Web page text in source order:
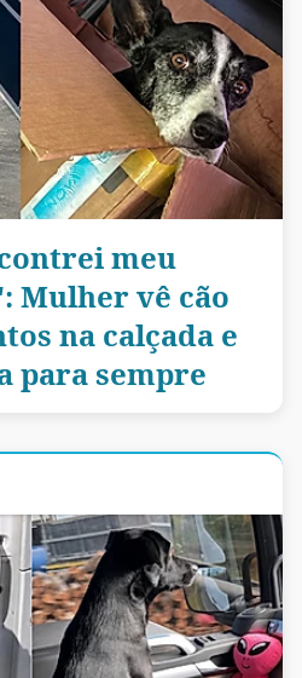
meu
Mulher vê cão
na calçada e
para sempre